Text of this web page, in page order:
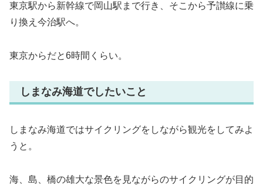
東京駅から新幹線で岡山駅まで行き、そこから予讃線に乗
り換え今治駅へ。
東京からだと6時間くらい。
しまなみ海道でしたいこと
しまなみ海道ではサイクリングをしながら観光をしてみよ
うと。
海、島、橋の雄大な景色を見ながらのサイクリングが目的